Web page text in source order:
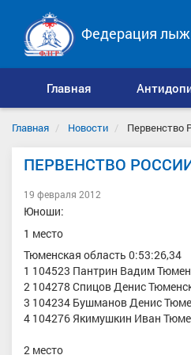
Федерация
Главная
Главная Новости Первенство
ПЕРВЕНСТВО
19 февраля 2012
Юноши:
1 место
Тюменская область 0:53:26,34
1 104523 Пантрин Вадим
2 104278 Спицов Денис
3 104234 Бушманов Денис
4 104276 Якимушкин Иван
2 место